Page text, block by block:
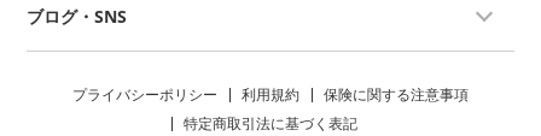
ブログ・SNS
プライバシーポリシー 利用規約
保険に関する注意事項
特定商取引法に基づく表記